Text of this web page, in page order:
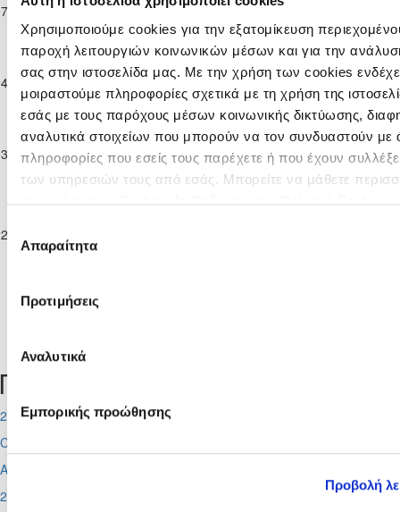
Χρησιμοποιούμε cookies για την εξατομίκευση
παροχή λειτουργιών κοινωνικών μέσων και για την
σας στην ιστοσελίδα μας. Με την χρήση των cookies
μοιραστούμε πληροφορίες σχετικά με τη χρήση της
εσάς με τους παρόχους μέσων κοινωνικής δικτύωσης,
αναλυτικά στοιχείων που μπορούν να τον συνδυαστούν με
πληροφορίες που εσείς τους παρέχετε ή που έχουν
των υπηρεσιών τους από εσάς. Μπορείτε να μάθετε
συγκατάθεσης
Απαραίτητα
Προτιμήσεις
Αναλυτικά
Εμπορικής προώθησης
Προβολή
10-2023
2023/24
4 0
11-2023
Πρωτάθλημα
Κοριτσιών
Κ-18 Amazons
2023/24
ΑΠΟΕΛ
ΛΕΥΚΩΣΙΑΣ 2 6ΟΜΟΝΟΙΑ
ΛΕΥΚΩΣΙΑΣ
9'
02-2024
Πρωτάθλημα
Κοριτσιών
Κ-18 Amazons
2023/24
ΟΜΟΝΟΙΑ
ΛΕΥΚΩΣΙΑΣ6 0 ΑΠΟΕΛ
ΛΕΥΚΩΣΙΑΣ
16'
03-2024
Κ-18 Amazons
Προσεχή γεγονότα
2026-08-11
Conference League
Απόλλων - Μπραν
2026-08-12